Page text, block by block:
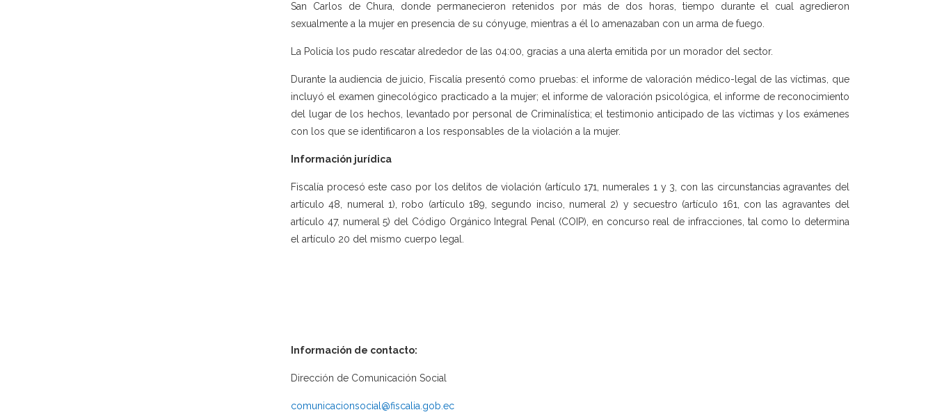
San Carlos de Chura, donde permanecieron retenidos por más de dos horas, tiempo durante el cual agredieron
sexualmente a la mujer en presencia de su cónyuge, mientras a él lo amenazaban con un arma de fuego.
La Policía los pudo rescatar alrededor de las 04:00, gracias a una alerta emitida por un morador del sector.
Durante la audiencia de juicio, Fiscalía presentó como pruebas: el informe de valoración médico-legal de las víctimas, que
incluyó el examen ginecológico practicado a la mujer; el informe de valoración psicológica, el informe de reconocimiento
del lugar de los hechos, levantado por personal de Criminalística; el testimonio anticipado de las víctimas y los exámenes
con los que se identificaron a los responsables de la violación a la mujer.
Información jurídica
Fiscalía procesó este caso por los delitos de violación (artículo 171, numerales 1 y 3, con las circunstancias agravantes del
artículo 48, numeral 1), robo (artículo 189, segundo inciso, numeral 2) y secuestro (artículo 161, con las agravantes del
artículo 47, numeral 5) del Código Orgánico Integral Penal (COIP), en concurso real de infracciones, tal como lo determina
el artículo 20 del mismo cuerpo legal.
Información de contacto:
Dirección de Comunicación Social
comunicacionsocial@fiscalia.gob.ec